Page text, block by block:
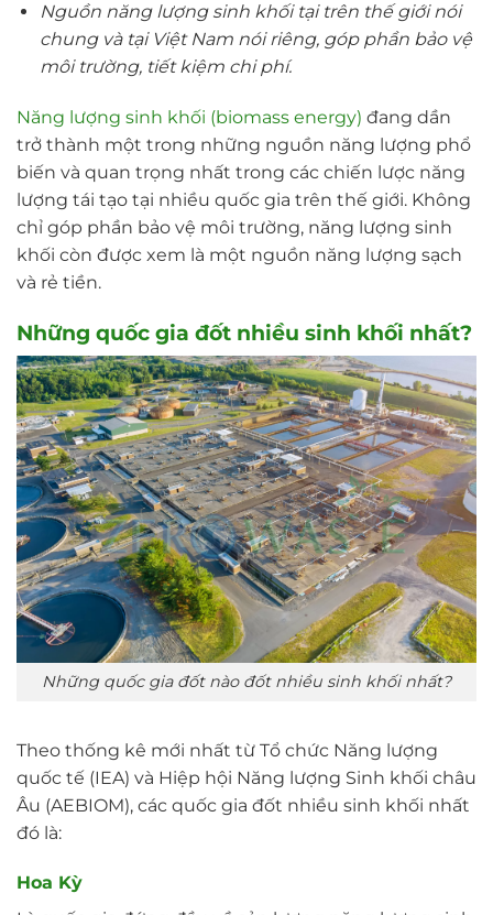
Nguồn năng lượng sinh khối tại trên thế giới nói
chung và tại Việt Nam nói riêng, góp phần bảo vệ
môi trường, tiết kiệm chi phí.
Năng lượng sinh khối (biomass energy) đang dần
trở thành một trong những nguồn năng lượng phổ
biến và quan trọng nhất trong các chiến lược năng
lượng tái tạo tại nhiều quốc gia trên thế giới. Không
chỉ góp phần bảo vệ môi trường, năng lượng sinh
khối còn được xem là một nguồn năng lượng sạch
và rẻ tiền.
Những quốc gia đốt nhiều sinh khối nhất?
Những quốc gia đốt nào đốt nhiều sinh khối nhất?
Theo thống kê mới nhất từ Tổ chức Năng lượng
quốc tế (IEA) và Hiệp hội Năng lượng Sinh khối châu
Âu (AEBIOM), các quốc gia đốt nhiều sinh khối nhất
đó là:
Hoa Kỳ